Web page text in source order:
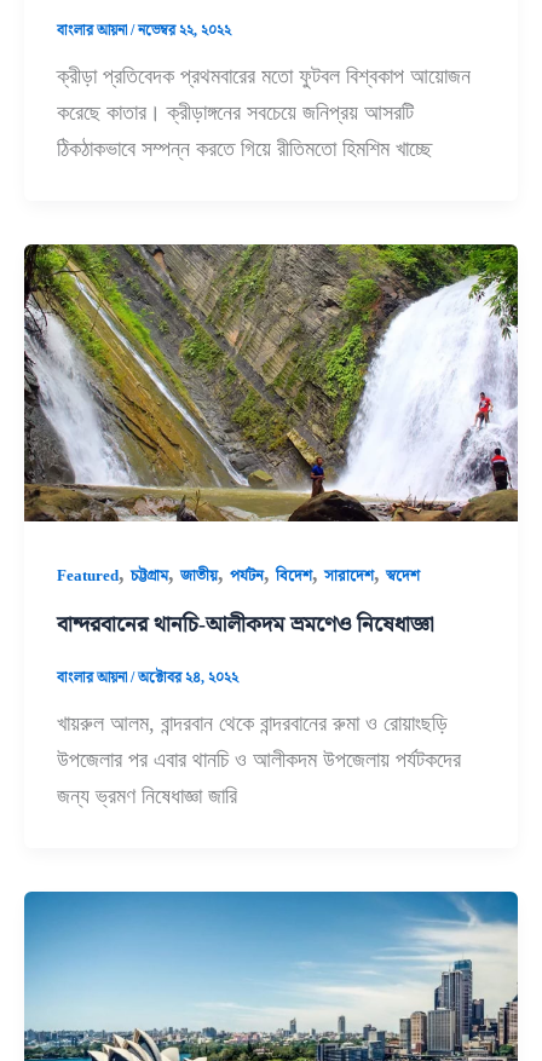
বাংলার আয়না/নভেম্বর ২২, ২০২২
ক্রীড়া প্রতিবেদক প্রথমবারের মতো ফুটবল বিশ্বকাপ আয়োজন
করেছে কাতার। ক্রীড়াঙ্গনের সবচেয়ে জনিপ্রয় আসরটি
ঠিকঠাকভাবে সম্পন্ন করতে গিয়ে রীতিমতো হিমশিম খাচ্ছে
Featured,চট্টগ্রাম,জাতীয়,পর্যটন,বিদেশ,সারাদেশ,স্বদেশ
বান্দরবানের থানচি-আলীকদম ভ্রমণেও নিষেধাজ্ঞা
বাংলার আয়না/অক্টোবর ২৪, ২০২২
খায়রুল আলম, বান্দরবান থেকে বান্দরবানের রুমা ও রোয়াংছড়ি
উপজেলার পর এবার থানচি ও আলীকদম উপজেলায় পর্যটকদের
জন্য ভ্রমণ নিষেধাজ্ঞা জারি